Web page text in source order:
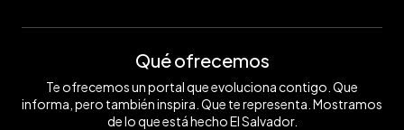
Qué ofrecemos
Te ofrecemos un portal que evoluciona contigo. Que
informa, pero también inspira. Que te representa. Mostramos
de lo que está hecho El Salvador.